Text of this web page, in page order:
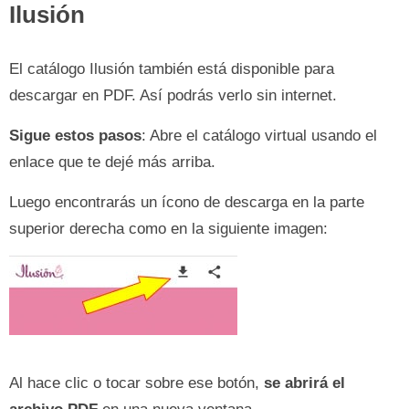
Ilusión
El catálogo Ilusión también está disponible para
descargar en PDF. Así podrás verlo sin internet.
Sigue estos pasos: Abre el catálogo virtual usando el
enlace que te dejé más arriba.
Luego encontrarás un ícono de descarga en la parte
superior derecha como en la siguiente imagen:
Al hace clic o tocar sobre ese botón, se abrirá el